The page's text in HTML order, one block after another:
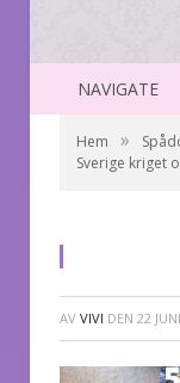
NAVIGATE
Hem »
Sverige kriget
AV VIVI DEN 22